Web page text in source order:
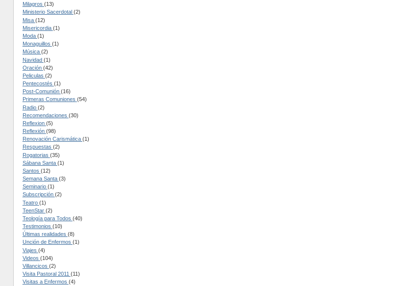
Milagros (13)
Ministerio Sacerdotal (2)
Misa (12)
Misericordia (1)
Moda (1)
Monaguillos (1)
Música (2)
Navidad (1)
Oración (42)
Peliculas (2)
Pentecostés (1)
Post-Comunión (16)
Primeras Comuniones (54)
Radio (2)
Recomendaciones (30)
Reflexion (5)
Reflexión (98)
Renovación Carismática (1)
Respuestas (2)
Rogatorias (35)
Sábana Santa (1)
Santos (12)
Semana Santa (3)
Seminario (1)
Subscripción (2)
Teatro (1)
TeenStar (2)
Teología para Todos (40)
Testimonios (10)
Últimas realidades (8)
Unción de Enfermos (1)
Viajes (4)
Videos (104)
Villancicos (2)
Visita Pastoral 2011 (11)
Visitas a Enfermos (4)